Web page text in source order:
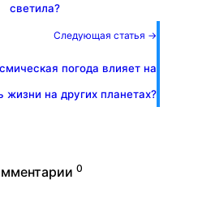
светила?
Следующая статья →
погода влияет на
жизни на других планетах?
0